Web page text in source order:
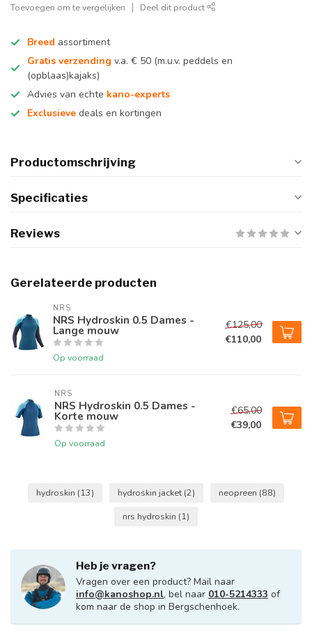
Toevoegen om te vergelijken Deel dit product
Breed assortiment
Gratis verzending v.a. € 50 (m.u.v. peddels en
(opblaas)kajaks)
Advies van echte kano-experts
Exclusieve deals en kortingen
Productomschrijving
Specificaties
Reviews
Gerelateerde producten
NRS
NRS Hydroskin 0.5 Dames -
Lange mouw
Op voorraad
€125,00
€110,00
NRS
NRS Hydroskin 0.5 Dames -
Korte mouw
Op voorraad
€65,00
€39,00
hydroskin (13) hydroskin jacket (2) neopreen (88)
nrs hydroskin (1)
Heb je vragen?
Vragen over een product? Mail naar
info@kanoshop.nl, bel naar 010-5214333 of
kom naar de shop in Bergschenhoek.